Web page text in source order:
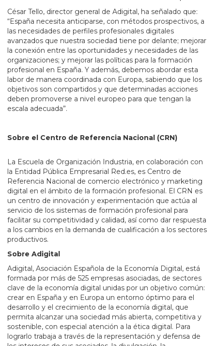
César Tello, director general de Adigital, ha señalado que:
“España necesita anticiparse, con métodos prospectivos, a
las necesidades de perfiles profesionales digitales
avanzados que nuestra sociedad tiene por delante; mejorar
la conexión entre las oportunidades y necesidades de las
organizaciones; y mejorar las políticas para la formación
profesional en España. Y además, debemos abordar esta
labor de manera coordinada con Europa, sabiendo que los
objetivos son compartidos y que determinadas acciones
deben promoverse a nivel europeo para que tengan la
escala adecuada”.
Sobre el Centro de Referencia Nacional (CRN)
La Escuela de Organización Industria, en colaboración con
la Entidad Pública Empresarial Red.es, es Centro de
Referencia Nacional de comercio electrónico y marketing
digital en el ámbito de la formación profesional. El CRN es
un centro de innovación y experimentación que actúa al
servicio de los sistemas de formación profesional para
facilitar su competitividad y calidad, así como dar respuesta
a los cambios en la demanda de cualificación a los sectores
productivos.
Sobre Adigital
Adigital, Asociación Española de la Economía Digital, está
formada por más de 525 empresas asociadas, de sectores
clave de la economía digital unidas por un objetivo común:
crear en España y en Europa un entorno óptimo para el
desarrollo y el crecimiento de la economía digital, que
permita alcanzar una sociedad más abierta, competitiva y
sostenible, con especial atención a la ética digital. Para
lograrlo trabaja a través de la representación y defensa de